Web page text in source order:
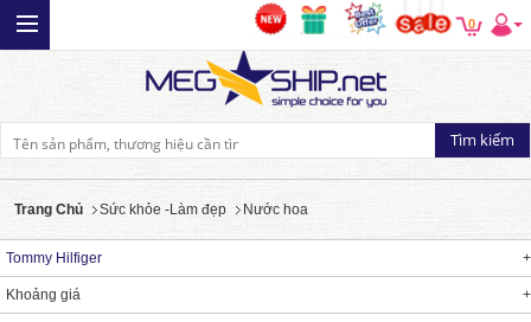
0
Trang Chủ Sức khỏe -Làm đẹp Nước hoa
Tommy Hilfiger
Khoảng giá